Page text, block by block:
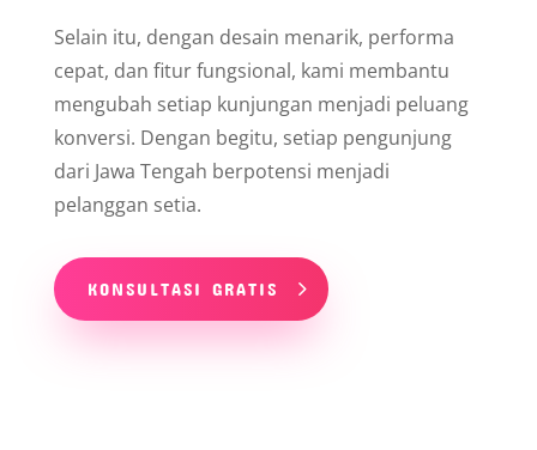
Selain itu, dengan desain menarik, performa
cepat, dan fitur fungsional, kami membantu
mengubah setiap kunjungan menjadi peluang
konversi. Dengan begitu, setiap pengunjung
dari Jawa Tengah berpotensi menjadi
pelanggan setia.
KONSULTASI GRATIS